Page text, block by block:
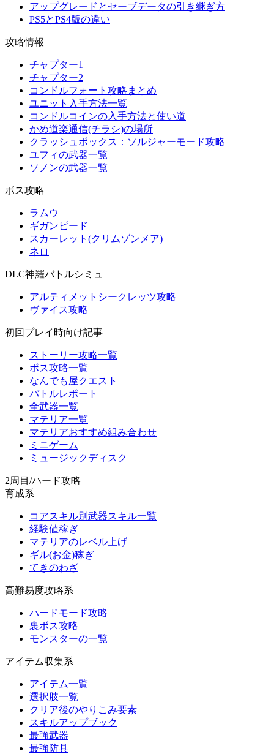
アップグレードとセーブデータの引き継ぎ方
PS5とPS4版の違い
攻略情報
チャプター1
チャプター2
コンドルフォート攻略まとめ
ユニット入手方法一覧
コンドルコインの入手方法と使い道
かめ道楽通信(チラシ)の場所
クラッシュボックス：ソルジャーモード攻略
ユフィの武器一覧
ソノンの武器一覧
ボス攻略
ラムウ
ギガンピード
スカーレット(クリムゾンメア)
ネロ
DLC神羅バトルシミュ
アルティメットシークレッツ攻略
ヴァイス攻略
初回プレイ時向け記事
ストーリー攻略一覧
ボス攻略一覧
なんでも屋クエスト
バトルレポート
全武器一覧
マテリア一覧
マテリアおすすめ組み合わせ
ミニゲーム
ミュージックディスク
2周目/ハード攻略
育成系
コアスキル別武器スキル一覧
経験値稼ぎ
マテリアのレベル上げ
ギル(お金)稼ぎ
てきのわざ
高難易度攻略系
ハードモード攻略
裏ボス攻略
モンスターの一覧
アイテム収集系
アイテム一覧
選択肢一覧
クリア後のやりこみ要素
スキルアップブック
最強武器
最強防具